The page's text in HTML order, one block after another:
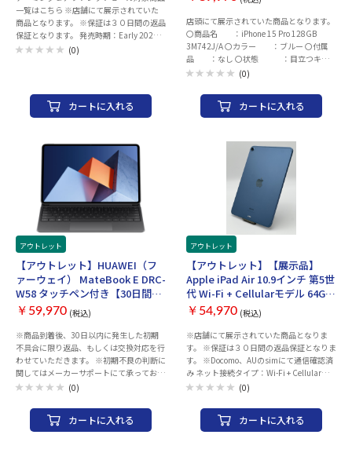
一覧はこちら ※店舗にて展示されていた
商品となります。 ※保証は３０日間の返品
保証となります。 発売時期：Early 2025
CPU：Apple M4チップ 10コア メモリ容
SSD：256GB ビデオチップ：Apple M4チ
ップ 8コアGPU 16コアNeural Engine イン
ID 無線LAN：IEEE802.11a/b/g/n/ac/ax
Bluetooth：Bluetooth 5.3 幅x高さx奥行：
304.1x11.3x215 mm 重量：1.24 kg カラ
ー：スカイブルー 付属品：30W USB-C電
源アダプタ、USB-C→MagSafe 3ケーブル
（2 m） 保証期間：1年
(0)
カートに入れる
店頭にて展示されていた商品となります。
〇商品名 ：iPhone 15 Pro 128GB
3M742J/A 〇カラー ：ブルー 〇付属
品 ：なし 〇状態 ：目立つキズ
汚れ無し。 〇発送 ：注文確認後、2
90％以上(2026年7月22日時点) 〇その
他 ：ネットワーク制限（ー） SIMロッ
クなし 〇保証 ：1_ご注文と異なる
欠陥がある場合のみ商品到
着から30日以内にご連絡
頂いた場合ご対応致します。
2_ご使用中にネットワー
ク利用制限が発生した場合、
ご返金対応いたします。 〇
補足 ・以下の動作チェック済みとなりま
す。 ※動作確認項目 ・電源・アクティ
ベーションチェック ・WI-FI、Bluetooth
・スピーカー ・カメラ（外部、イン
カメラ、FaceID） ・液晶、タッチ操作
・OSアップデート（ios26以上） ・電
源、ボリューム、サイレントスイッチ ・
初期化してお渡しいたします。 ・ご利用の
お届け時のバッテリー残量に関しては保証
致しかねます。 ・中古商品になりますので
目立たないキズ等ございます予めご了承く
ださい。 ・商品の特性上、商品個々の状
態（キズの程度、OSバージョン等）があ
断りさせて頂いております。 ・こちらの商
品につきましてはご購入後お客様ご都合に
よりますご返品は一切お受けできませんの
(0)
カートに入れる
アウトレット
【アウトレット】HUAWEI（フ
ァーウェイ） MateBook E DRC-
W58 タッチペン付き【30日間返
品、交換保証】
￥59,970 (税込)
※商品到着後、30日以内に発生した初期
不具合に限り返品、もしくは交換対応を行
わせていただきます。 ※初期不良の判断に
関してはメーカーサポートにて承っており
ます。 商品のサポートに関するお問い合わ
き、 下記サポートにご連絡ください。 ＜
HUAWEIサポート窓口＞ TEL：0120-798-
288 営業時間：9:00-18:00 ※メーカー指
(0)
カートに入れる
アウトレット
【アウトレット】【展示品】
Apple iPad Air 10.9インチ 第5世
代 Wi-Fi + Cellularモデル 64GB
2022年春モデル 3J982J/A [ブル
￥54,970 (税込)
※店舗にて展示されていた商品となりま
す。 ※保証は３０日間の返品保証となりま
す。 ※Docomo、AUのsimにて通信確認済
み ネット接続タイプ：Wi-Fi + Cellularモ
デル ストレージ容量：64GB CPU：Apple
ス：USB Type-C 生体認証：指紋認証 バッ
テリー性能：リチウムポリマー Wi-Fi通
信:10時間 ビデオ再生:10時間 センサー：
(0)
カートに入れる